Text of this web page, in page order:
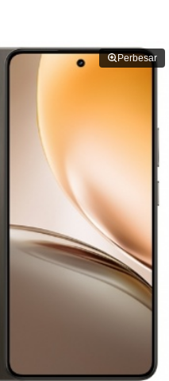
Perbesar